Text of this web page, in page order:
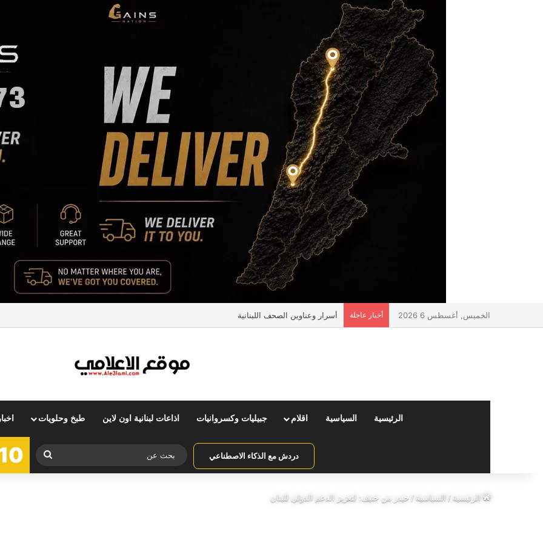
الخميس, أغسطس 6 2026 أخبار عاجلة أسرار وعناوين الصحف اللبنانية
الرئيسية السياسية اقلام جبيليات وكسروانيات اذاعات لبنانية اون لاين طبخ وحلويات
دردش مع الذكاء الاصطناعي
بحث
عن
الرئيسية/ السياسية/حيدر من جنيف: لتعزيز الدعم الدولي للبنان